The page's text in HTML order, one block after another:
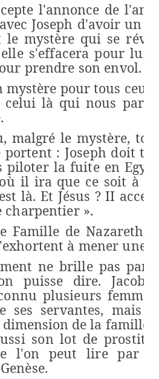
l'annonce de
Joseph d'avoir un
le mystère qui se
s'effacera pour lui
prendre son envol.
mystère pour tous
celui là qui nous parle
malgré le mystère,
portent : Joseph doit
piloter la fuite en
il ira que ce soit à la
là. Et Jésus ? II
charpentier ».
Famille de Nazareth,
à mener une
ne brille pas par
puisse dire. Jacob,
plusieurs
ses servantes, mais
de la famille
son lot de
l'on peut lire par